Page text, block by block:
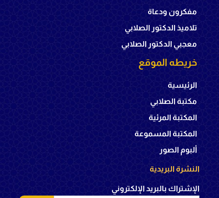
مفكرون ودعاة
تلاميذ الدكتور الصلابي
معجبي الدكتور الصلابي
خريطه الموقع
الرئيسية
مكتبة الصلابي
المكتبة المرئية
المكتبة المسموعة
ألبوم الصور
النشرة البريدية
الإشتراك بالبريد الإلكتروني